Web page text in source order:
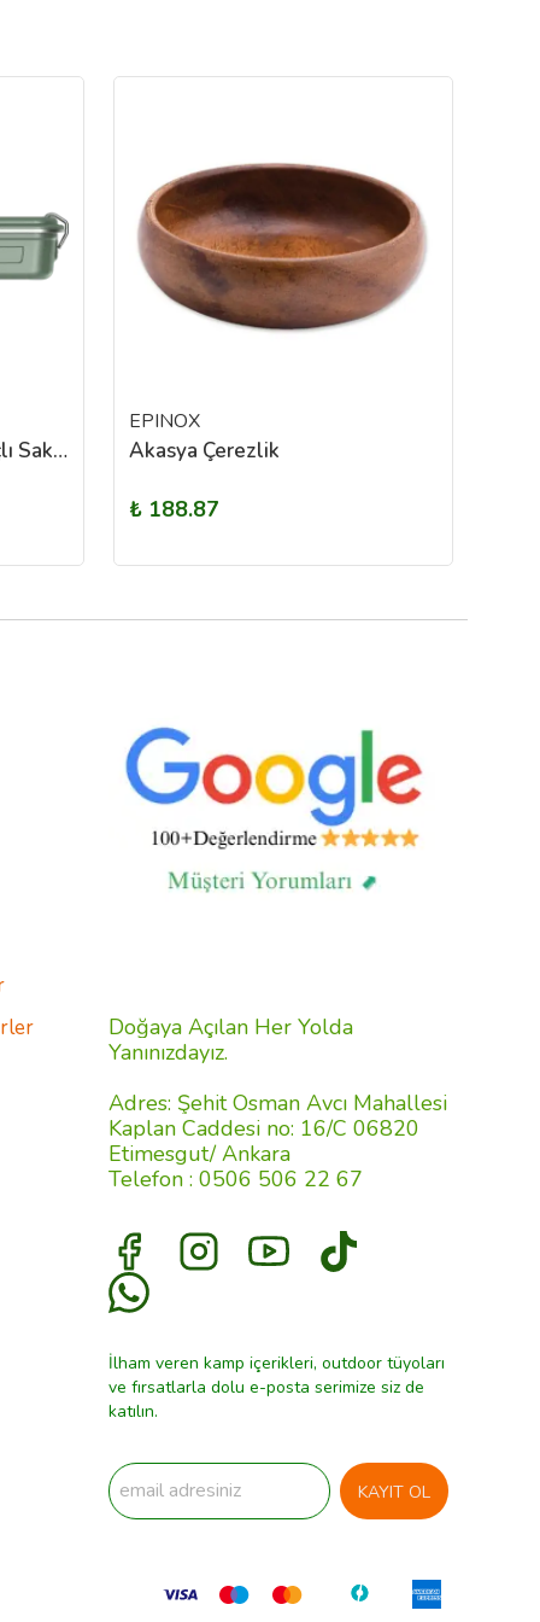
Stanley Classic Çok Amaçlı Saklama Kutusu | 1.2L
EPINOX
Akasya Çerezlik
₺ 188.87
Doğaya Açılan Her Yolda
Yanınızdayız.
Adres: Şehit Osman Avcı Mahallesi
Kaplan Caddesi no: 16/C 06820
Etimesgut/ Ankara
Telefon : 0506 506 22 67
İlham veren kamp içerikleri, outdoor tüyoları
ve fırsatlarla dolu e-posta serimize siz de
katılın.
KAYIT OL